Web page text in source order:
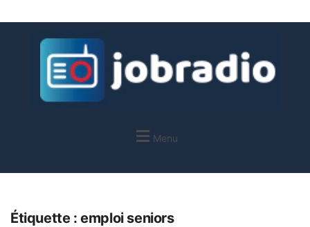
Menu
Étiquette :emploi seniors